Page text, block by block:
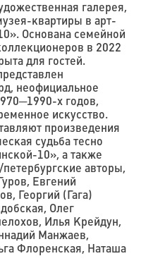
галерея,
квартиры в арт-
Основана семейной
в 2022
для гостей.
неофициальное
х годов,
искусство.
произведения
судьба тесно
10», а также
авторы,
Евгений
Георгий (Гага)
Олег
Илья Крейдун,
Манжаев,
Флоренская, Наташа